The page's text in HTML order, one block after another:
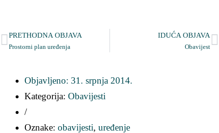
PRETHODNA OBJAVA
Prostorni plan uređenja
IDUĆA OBJAVA
Obavijest
Objavljeno: 31. srpnja 2014.
Kategorija: Obavijesti
/
Oznake: obavijesti, uređenje